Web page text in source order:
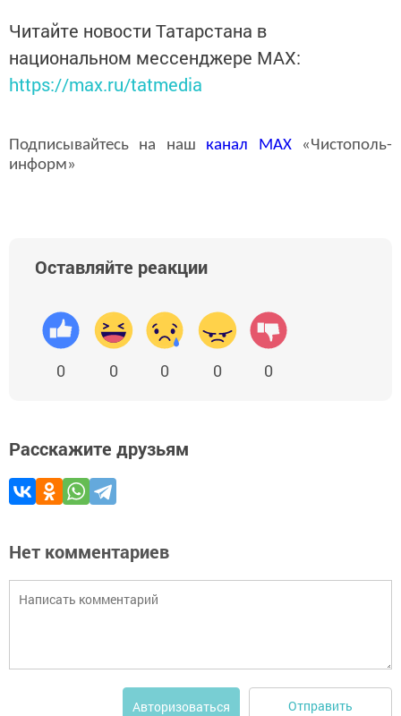
Читайте новости Татарстана в
национальном мессенджере MАХ:
https://max.ru/tatmedia
Подписывайтесь на наш канал MAX«Чистополь-
информ»
Оставляйте реакции
0 0 0 0 0
Расскажите друзьям
Нет комментариев
Авторизоваться Отправить